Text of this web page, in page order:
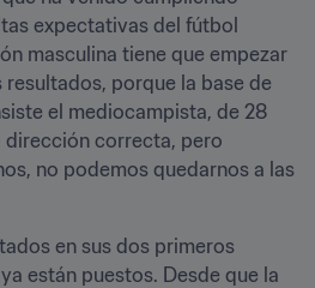
expectativas del fútbol
masculina tiene que empezar
porque la base de
el mediocampista, de 28
dirección correcta, pero
no podemos quedarnos a las
en sus dos primeros
están puestos. Desde que la